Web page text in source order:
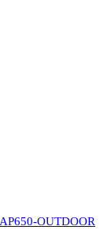
OUTDOOR